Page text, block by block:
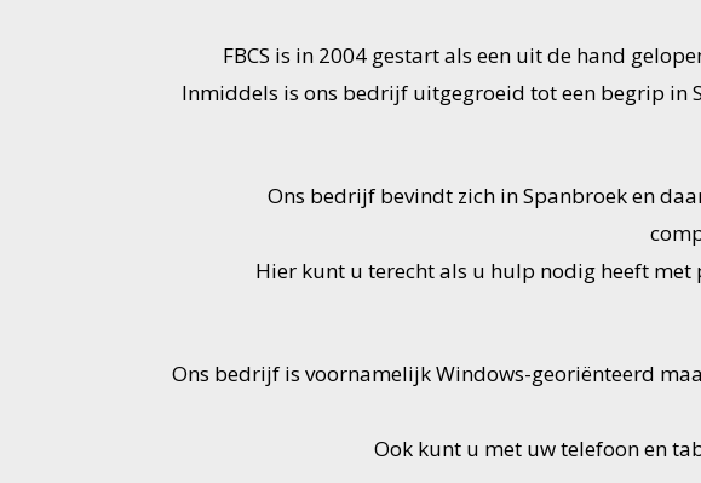
FBCS is in 2004 gestart als een uit de hand
Inmiddels is ons bedrijf uitgegroeid tot een begrip in
Ons bedrijf bevindt zich in Spanbroek en
Hier kunt u terecht als u hulp nodig heeft
Ons bedrijf is voornamelijk Windows-georiënteerd
Ook kunt u met uw telefoon en